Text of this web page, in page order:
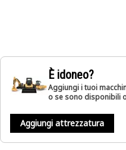
È idoneo?
Aggiungi i tuoi
o se sono disponibili
Aggiungi attrezzatura